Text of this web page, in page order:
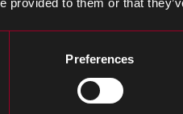
Preferences
国芯片制造设备出口到
紧张关系。